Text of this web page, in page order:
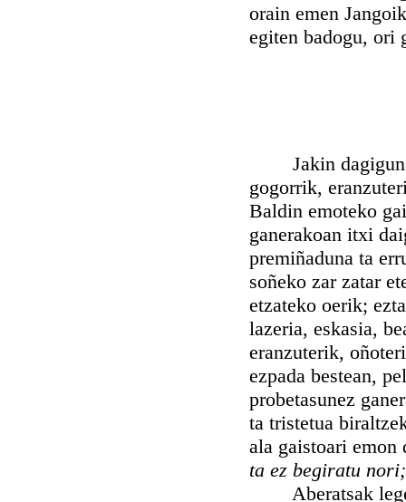
orain emen
egiten badogu, ori
Jakin dagigun
gogorrik,
Baldin emoteko
ganerakoan itxi
premiñaduna ta
soñeko zar zatar
etzateko oerik;
lazeria, eskasia,
eranzuterik,
ezpada bestean,
probetasunez
ta tristetua
ala gaistoari emon
ta ez begiratu
Aberatsak